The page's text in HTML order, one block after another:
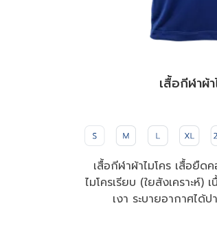
เสื้อกีฬาผ้า
เสื้อกีฬาผ้าไมโคร เสื้อยืด
ไมโครเรียบ (ใยสังเคราะห์)
เงา ระบายอากาศได้